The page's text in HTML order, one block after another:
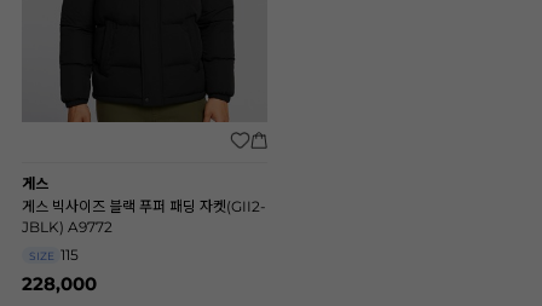
게스
게스 빅사이즈 블랙 푸퍼 패딩 자켓(GII2-
JBLK) A9772
SIZE 115
228,000